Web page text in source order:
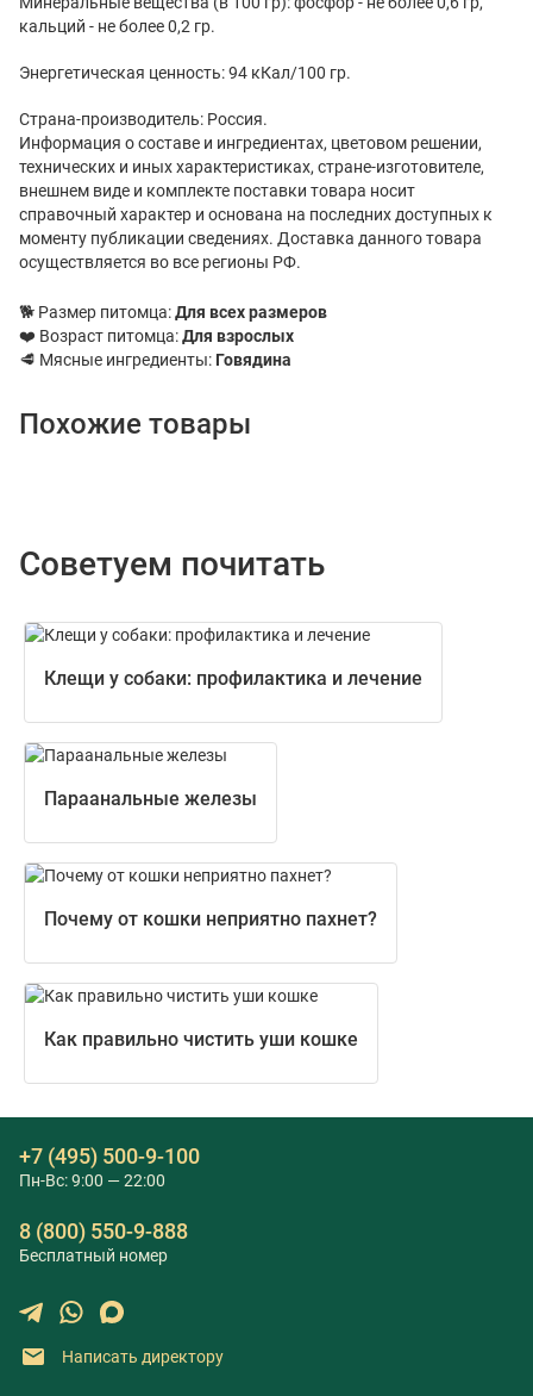
кальций - не более 0,2 гр.
Энергетическая ценность: 94 кКал/100 гр.
Страна-производитель: Россия.
Информация о составе и ингредиентах, цветовом решении,
технических и иных характеристиках, стране-изготовителе,
внешнем виде и комплекте поставки товара носит
справочный характер и основана на последних доступных к
моменту публикации сведениях. Доставка данного товара
осуществляется во все регионы РФ.
🐕 Размер питомца:Для всех размеров
❤️ Возраст питомца:Для взрослых
🥩 Мясные ингредиенты: Говядина
Похожие товары
Советуем почитать
Клещи у собаки: профилактика и лечение
Параанальные железы
Почему от кошки неприятно пахнет?
Как правильно чистить уши кошке
+7 (495) 500-9-100
Пн-Вс: 9:00 — 22:00
8 (800) 550-9-888
Бесплатный номер
Написать директору